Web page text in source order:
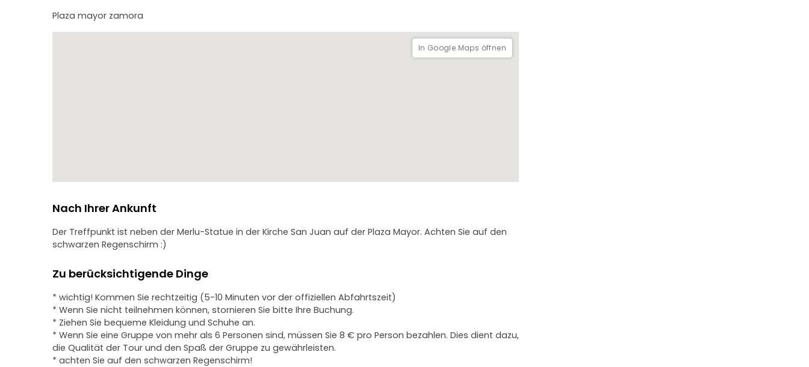
Plaza mayor zamora
In Google Maps öffnen
Nach Ihrer Ankunft
Der Treffpunkt ist neben der Merlu-Statue in der Kirche San Juan auf der Plaza Mayor. Achten Sie auf den
schwarzen Regenschirm :)
Zu berücksichtigende Dinge
* wichtig! Kommen Sie rechtzeitig (5-10 Minuten vor der offiziellen Abfahrtszeit)
* Wenn Sie nicht teilnehmen können, stornieren Sie bitte Ihre Buchung.
* Ziehen Sie bequeme Kleidung und Schuhe an.
* Wenn Sie eine Gruppe von mehr als 6 Personen sind, müssen Sie 8 € pro Person bezahlen. Dies dient dazu,
die Qualität der Tour und den Spaß der Gruppe zu gewährleisten.
* achten Sie auf den schwarzen Regenschirm!